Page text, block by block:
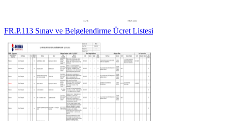
FR.P.113 Sınav ve Belgelendirme Ücret Listesi